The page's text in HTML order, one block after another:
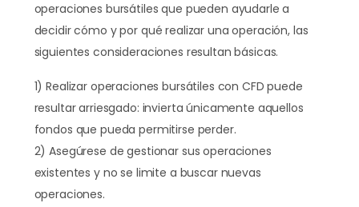
operaciones bursátiles que pueden ayudarle a
decidir cómo y por qué realizar una operación, las
siguientes consideraciones resultan básicas.
1) Realizar operaciones bursátiles con CFD puede
resultar arriesgado: invierta únicamente aquellos
fondos que pueda permitirse perder.
2) Asegúrese de gestionar sus operaciones
existentes y no se limite a buscar nuevas
operaciones.